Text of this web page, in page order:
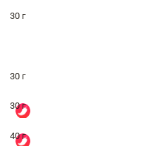
30 г
30 г
30 г
40 г